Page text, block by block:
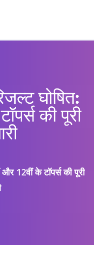
घोषित:
की पूरी
12वीं के टॉपर्स की पूरी